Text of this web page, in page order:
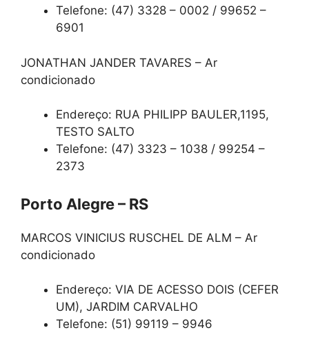
Telefone: (47) 3328 – 0002 / 99652 –
6901
JONATHAN JANDER TAVARES – Ar
condicionado
Endereço: RUA PHILIPP BAULER,1195,
TESTO SALTO
Telefone: (47) 3323 – 1038 / 99254 –
2373
Porto Alegre – RS
MARCOS VINICIUS RUSCHEL DE ALM – Ar
condicionado
Endereço: VIA DE ACESSO DOIS (CEFER
UM), JARDIM CARVALHO
Telefone: (51) 99119 – 9946